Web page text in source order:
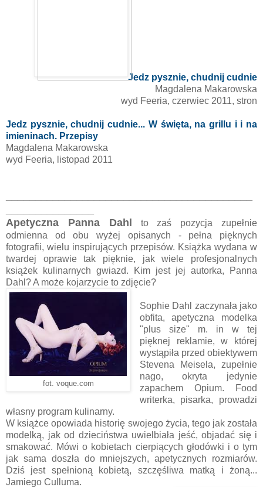
Jedz pysznie, chudnij cudnie
Magdalena Makarowska
wyd Feeria, czerwiec 2011, stron
Jedz pysznie, chudnij cudnie... W święta, na grillu i i na
imieninach. Przepisy
Magdalena Makarowska
wyd Feeria, listopad 2011
Apetyczna Panna Dahl to zaś pozycja zupełnie
odmienna od obu wyżej opisanych - pełna pięknych
fotografii, wielu inspirujących przepisów. Książka wydana w
twardej oprawie tak pięknie, jak wiele profesjonalnych
książek kulinarnych gwiazd. Kim jest jej autorka, Panna
Dahl? A może kojarzycie to zdjęcie?
fot. voque.com
Sophie Dahl zaczynała jako
obfita, apetyczna modelka
"plus size" m. in w tej
pięknej reklamie, w której
wystąpiła przed obiektywem
Stevena Meisela, zupełnie
nago, okryta jedynie
zapachem Opium. Food
writerka, pisarka, prowadzi
własny program kulinarny.
W książce opowiada historię swojego życia, tego jak została
modelką, jak od dzieciństwa uwielbiała jeść, objadać się i
smakować. Mówi o kobietach cierpiących głodówki i o tym
jak sama doszła do mniejszych, apetycznych rozmiarów.
Dziś jest spełnioną kobietą, szczęśliwa matką i żoną...
Jamiego Culluma.